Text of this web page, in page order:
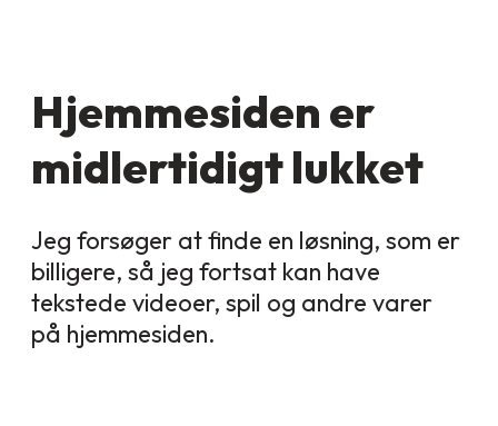
Hjemmesiden er
midlertidigt lukket
Jeg forsøger at finde en løsning, som er
billigere, så jeg fortsat kan have
tekstede videoer, spil og andre varer
på hjemmesiden.